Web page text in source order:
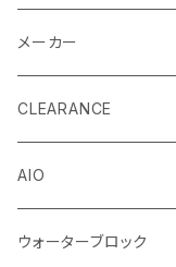
メーカー
EK by LM Tek
Stealkey Customs
CLEARANCE
AIO
ウォーターブロック